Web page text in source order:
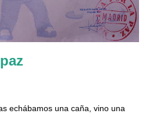
echábamos una caña, vino una